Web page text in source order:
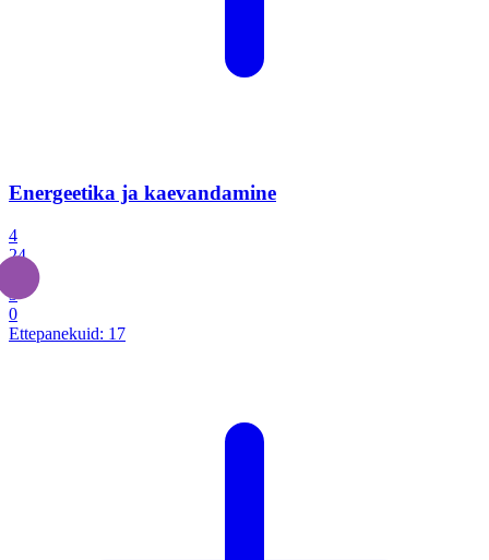
Energeetika ja kaevandamine
4
24
3
0
Ettepanekuid: 17